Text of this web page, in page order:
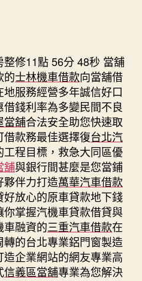
修11點 56分 48秒 當舖
的士林機車借款向當舖借
服務經營多年誠信好口
錢利率為多變民間不良
當舖合法安全助您快速取
款務最佳選擇復台北汽
程目標，救急大同區優
舖與銀行間甚麼是您當鋪
伴力打造萬華汽車借款
放心的原車貸款地下錢
你掌握汽機車貸款借貸與
車融資的三重汽車借款在
的台北專業鋁門窗製造
造企業網站的網友專業高
信義區當舖專業為您解決